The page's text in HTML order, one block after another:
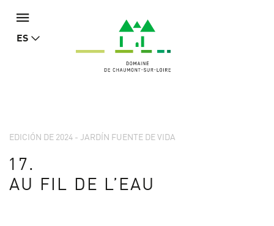
ES
EDICIÓN DE 2024 - JARDÍN FUENTE DE VIDA
17.
AU FIL DE L’EAU